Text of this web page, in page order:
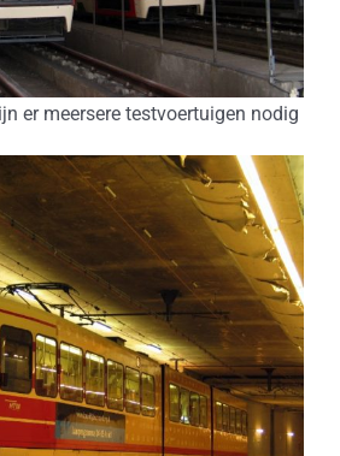
er meersere testvoertuigen nodig